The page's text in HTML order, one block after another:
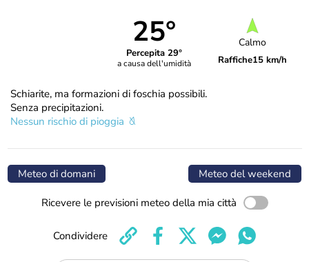
25°
Percepita 29°
a causa dell'umidità
Calmo
Raffiche15 km/h
Schiarite, ma formazioni di foschia possibili.
Senza precipitazioni.
Nessun rischio di pioggia
Meteo di domani Meteo del weekend
Ricevere le previsioni meteo della mia città
Condividere